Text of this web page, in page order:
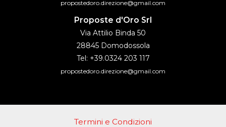
propostedoro.direzione@gmail.com
Proposte d'Oro Srl
Via Attilio Binda 50
28845 Domodossola
Tel: +39.0324 203 117
propostedoro.direzione@gmail.com
Termini e Condizioni